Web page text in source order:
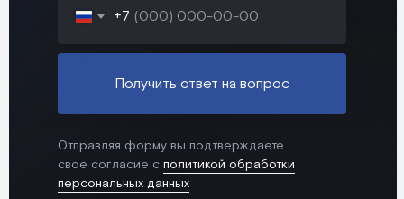
+7
Получить ответ на вопрос
Отправляя форму вы подтверждаете
свое согласие с политикой обработки
персональных данных